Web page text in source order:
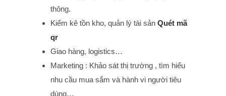
thông.
Kiểm kê tồn kho, quản lý tài sản Quét mã
qr
Giao hàng, logistics…
Marketing : Khảo sát thị trường , tìm hiểu
nhu cầu mua sắm và hành vi người tiêu
dùng…